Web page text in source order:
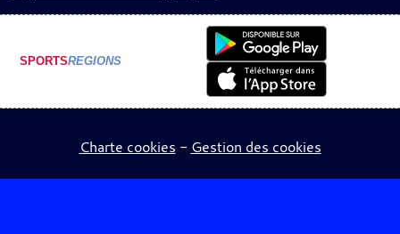
SPORTSREGIONS
Charte cookies Gestion des cookies